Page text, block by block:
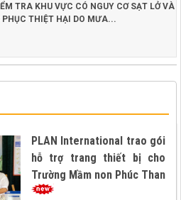
TRA KHU VỰC CÓ NGUY CƠ SẠT LỞ VÀ
THIỆT HẠI DO MƯA...
PLAN International trao gói
hỗ trợ trang thiết bị cho
Trường Mầm non Phúc Than